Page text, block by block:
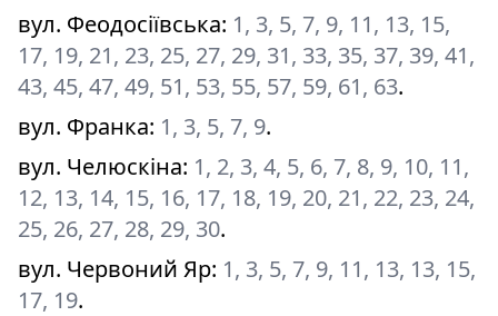
вул. Феодосіївська: 1, 3, 5, 7, 9, 11, 13, 15,
17, 19, 21, 23, 25, 27, 29, 31, 33, 35, 37, 39, 41,
43, 45, 47, 49, 51, 53, 55, 57, 59, 61, 63.
вул. Франка: 1, 3, 5, 7, 9.
вул. Челюскіна: 1, 2, 3, 4, 5, 6, 7, 8, 9, 10, 11,
12, 13, 14, 15, 16, 17, 18, 19, 20, 21, 22, 23, 24,
25, 26, 27, 28, 29, 30.
вул. Червоний Яр: 1, 3, 5, 7, 9, 11, 13, 13, 15,
17, 19.